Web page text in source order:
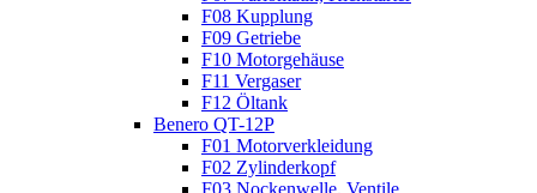
F08 Kupplung
F09 Getriebe
F10 Motorgehäuse
F11 Vergaser
F12 Öltank
Benero QT-12P
F01 Motorverkleidung
F02 Zylinderkopf
F03 Nockenwelle, Ventile